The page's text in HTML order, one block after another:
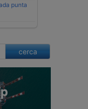
punta
cerca